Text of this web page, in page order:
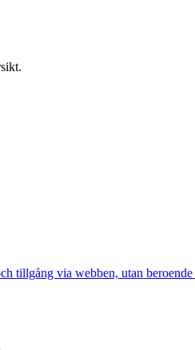
tillgång via webben, utan